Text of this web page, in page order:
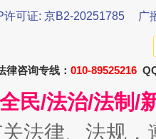
标问题” 法
许可证: 京B2-20251785
广
律咨询专线： 010-89525216
民/法治/法制/
法律、法规